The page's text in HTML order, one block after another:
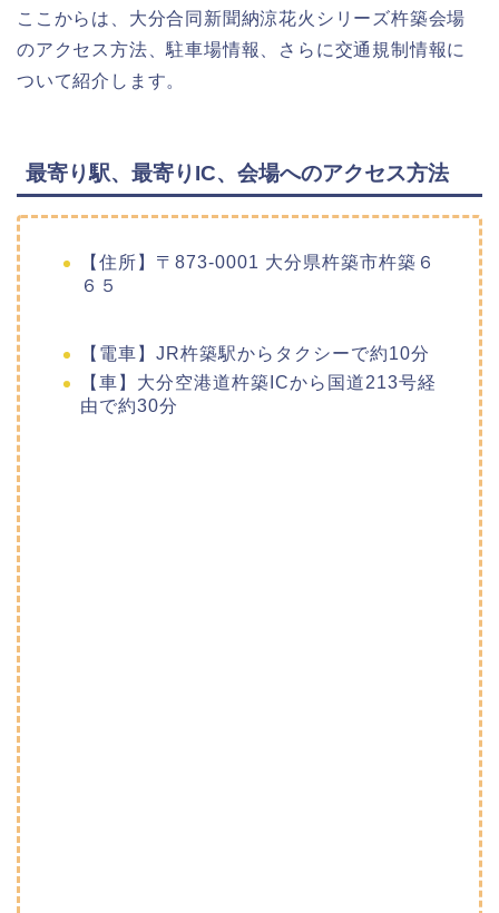
ここからは、大分合同新聞納涼花火シリーズ杵築会場
のアクセス方法、駐車場情報、さらに交通規制情報に
ついて紹介します。
最寄り駅、最寄りIC、会場へのアクセス方法
【住所】〒873-0001 大分県杵築市杵築６
６５
【電車】JR杵築駅からタクシーで約10分
【車】大分空港道杵築ICから国道213号経
由で約30分